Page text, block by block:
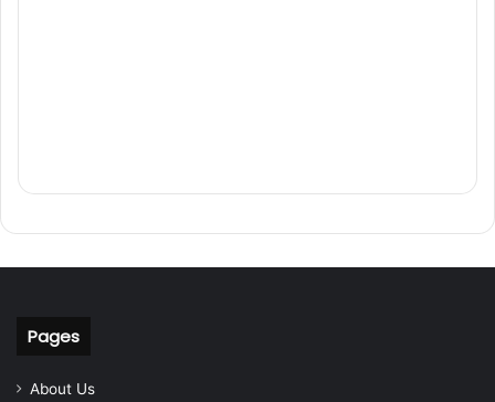
Pages
About Us